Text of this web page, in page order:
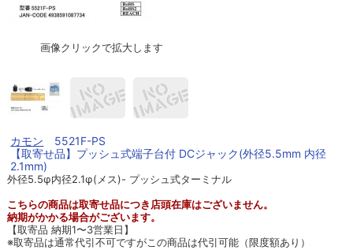
画像クリックで拡大します
カモン 5521F-PS
【取寄せ品】プッシュ式端子台付 DCジャック(外径5.5mm 内径
2.1mm)
外径5.5φ内径2.1φ(メス)- プッシュ式ターミナル
こちらの商品は取寄せ品につき店頭在庫はございません。
納期がかかる場合がございます。
【取寄品 納期1〜3営業日】
※取寄品は通常代引不可ですがこの商品は代引可能（限度額あり）